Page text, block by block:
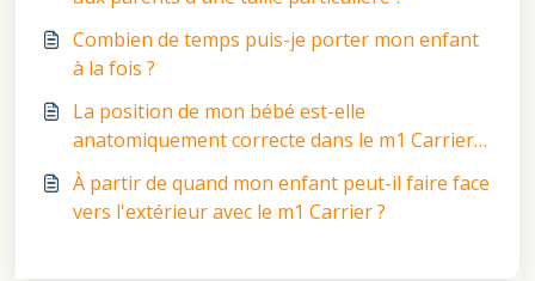
Combien de temps puis-je porter mon enfant
à la fois ?
La position de mon bébé est-elle
anatomiquement correcte dans le m1 Carrier™
?
À partir de quand mon enfant peut-il faire face
vers l'extérieur avec le m1 Carrier ?